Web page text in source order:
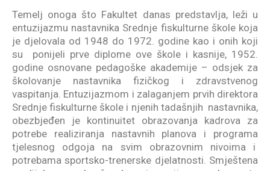
Temelj onoga što Fakultet danas predstavlja, leži u
entuzijazmu nastavnika Srednje fiskulturne škole koja
je djelovala od 1948 do 1972. godine kao i onih koji
su ponijeli prve diplome ove škole i kasnije, 1952.
godine osnovane pedagoške akademije – odsjek za
školovanje nastavnika fizičkog i zdravstvenog
vaspitanja. Entuzijazmom i zalaganjem prvih direktora
Srednje fiskulturne škole i njenih tadašnjih nastavnika,
obezbjeđen je kontinuitet obrazovanja kadrova za
potrebe realiziranja nastavnih planova i programa
tjelesnog odgoja na svim obrazovnim nivoima i
potrebama sportsko-trenerske djelatnosti. Smještena